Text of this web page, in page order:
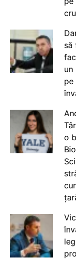
să
un
pe
o